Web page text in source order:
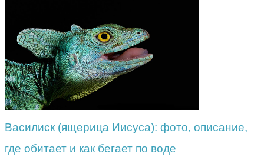
Василиск (ящерица Иисуса): фото, описание,
где обитает и как бегает по воде